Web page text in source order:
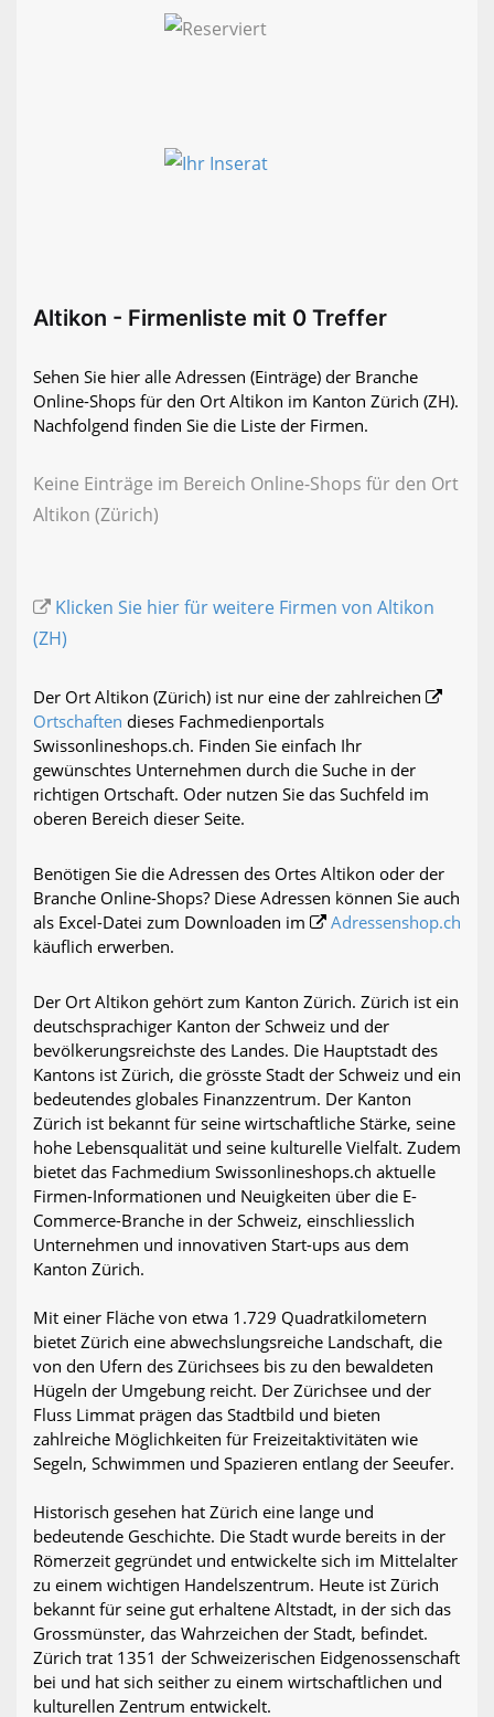
Altikon - Firmenliste mit 0 Treffer
Sehen Sie hier alle Adressen (Einträge) der Branche
Online-Shops für den Ort Altikon im Kanton Zürich (ZH).
Nachfolgend finden Sie die Liste der Firmen.
Keine Einträge im Bereich Online-Shops für den Ort
Altikon (Zürich)
Klicken Sie hier für weitere Firmen von Altikon
(ZH)
Der Ort Altikon (Zürich) ist nur eine der zahlreichen
Ortschaften dieses Fachmedienportals
Swissonlineshops.ch. Finden Sie einfach Ihr
gewünschtes Unternehmen durch die Suche in der
richtigen Ortschaft. Oder nutzen Sie das Suchfeld im
oberen Bereich dieser Seite.
Benötigen Sie die Adressen des Ortes Altikon oder der
Branche Online-Shops? Diese Adressen können Sie auch
als Excel-Datei zum Downloaden im
Adressenshop.ch
käuflich erwerben.
Der Ort Altikon gehört zum Kanton Zürich. Zürich ist ein
deutschsprachiger Kanton der Schweiz und der
bevölkerungsreichste des Landes. Die Hauptstadt des
Kantons ist Zürich, die grösste Stadt der Schweiz und ein
bedeutendes globales Finanzzentrum. Der Kanton
Zürich ist bekannt für seine wirtschaftliche Stärke, seine
hohe Lebensqualität und seine kulturelle Vielfalt. Zudem
bietet das Fachmedium Swissonlineshops.ch aktuelle
Firmen-Informationen und Neuigkeiten über die E-
Commerce-Branche in der Schweiz, einschliesslich
Unternehmen und innovativen Start-ups aus dem
Kanton Zürich.
Mit einer Fläche von etwa 1.729 Quadratkilometern
bietet Zürich eine abwechslungsreiche Landschaft, die
von den Ufern des Zürichsees bis zu den bewaldeten
Hügeln der Umgebung reicht. Der Zürichsee und der
Fluss Limmat prägen das Stadtbild und bieten
zahlreiche Möglichkeiten für Freizeitaktivitäten wie
Segeln, Schwimmen und Spazieren entlang der Seeufer.
Historisch gesehen hat Zürich eine lange und
bedeutende Geschichte. Die Stadt wurde bereits in der
Römerzeit gegründet und entwickelte sich im Mittelalter
zu einem wichtigen Handelszentrum. Heute ist Zürich
bekannt für seine gut erhaltene Altstadt, in der sich das
Grossmünster, das Wahrzeichen der Stadt, befindet.
Zürich trat 1351 der Schweizerischen Eidgenossenschaft
bei und hat sich seither zu einem wirtschaftlichen und
kulturellen Zentrum entwickelt.